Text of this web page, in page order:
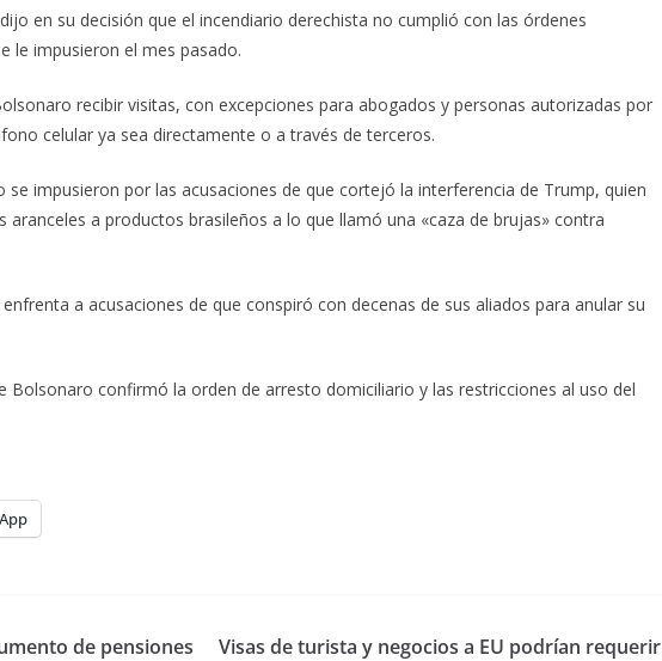
en su decisión que el incendiario derechista no cumplió con las órdenes
le impusieron el mes pasado.
recibir visitas, con excepciones para abogados y personas autorizadas por
celular ya sea directamente o a través de terceros.
se impusieron por las acusaciones de que cortejó la interferencia de Trump, quien
aranceles a productos brasileños a lo que llamó una «caza de brujas» contra
a acusaciones de que conspiró con decenas de sus aliados para anular su
Bolsonaro confirmó la orden de arresto domiciliario y las restricciones al uso del
de pensiones
Visas de turista y negocios a EU podrían requerir